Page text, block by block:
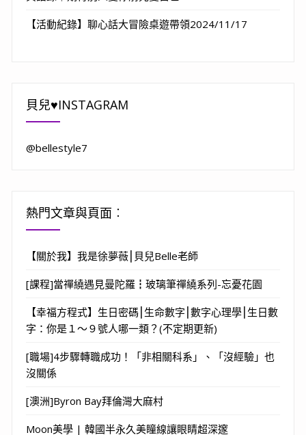
【活動紀錄】聊心話大冒險桌遊帶領2024/11/17
貝兒♥INSTAGRAM
@bellestyle7
熱門文章與頁面︰
【關於我】我是徐夢薇⎮貝兒Belle老師
[課程]當禪繞遇見曼陀羅┇玻璃筆禪繞系列-忘憂花園
【幸福方程式】生日密碼⎮生命數字⎮數字心理學⎮生日數
字：你是１～９號人哪一類？(不定期更新)
[職場]4步驟轉職成功！「非相關科系」、「沒經驗」也
沒關係
[澳洲]Byron Bay拜倫灣大麻村
Moon美學 | 韓國半永久美瞳線讓眼睛超深邃